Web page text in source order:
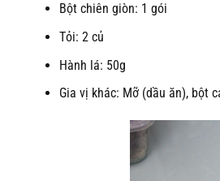
Bột chiên giòn: 1 gói
Tỏi: 2 củ
Hành lá: 50g
Gia vị khác: Mỡ (dầu ăn), bột